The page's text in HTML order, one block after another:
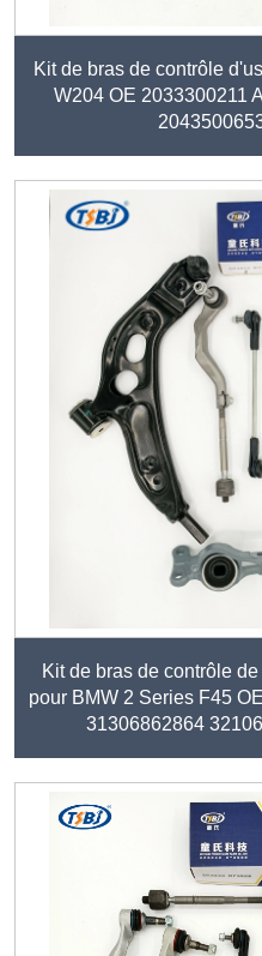
Kit de bras de contrôle
W204 OE 2033300211
Kit de bras de contrôle
pour BMW 2 Series F45
31306862864